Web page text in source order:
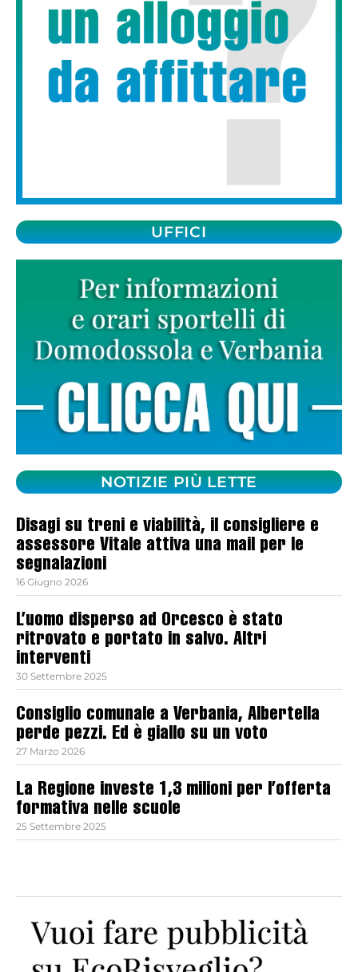
UFFICI
NOTIZIE PIÙ LETTE
Disagi su treni e viabilità, il consigliere e
assessore Vitale attiva una mail per le
segnalazioni
16 Giugno 2026
L’uomo disperso ad Orcesco è stato
ritrovato e portato in salvo. Altri
interventi
30 Settembre 2025
Consiglio comunale a Verbania, Albertella
perde pezzi. Ed è giallo su un voto
27 Marzo 2026
La Regione investe 1,3 milioni per l’offerta
formativa nelle scuole
25 Settembre 2025